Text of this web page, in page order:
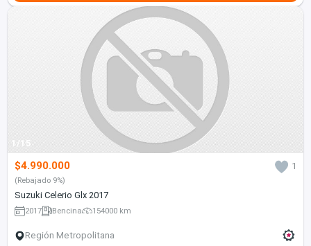
1/15
$4.990.000 1
(Rebajado 9%)
Suzuki Celerio Glx 2017
2017 Bencina 154000 km
Región Metropolitana